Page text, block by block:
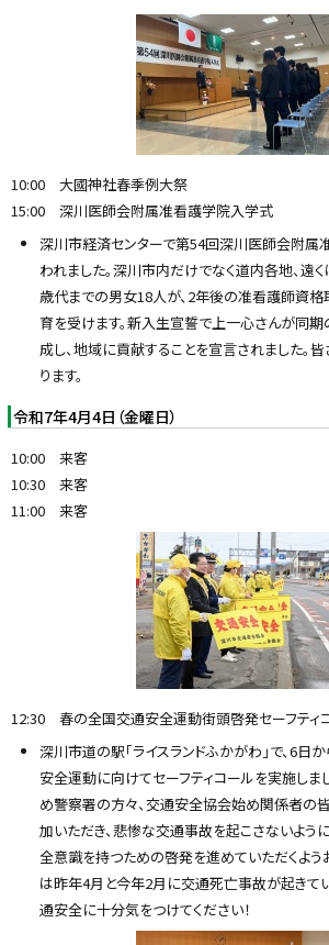
10:00 大國神社春季例大祭
15:00 深川医師会附属准看護学院入学式
深川市経済センターで第54回深川医師会附属
われました。深川市内だけでなく道内各地、遠
歳代までの男女18人が、2年後の准看護師資
育を受けます。新入生宣誓で上一心さんが同
成し、地域に貢献することを宣言されました。
ります。
令和7年4月4日（金曜日）
10:00 来客
10:30 来客
11:00 来客
12:30 春の全国交通安全運動街頭啓発セーフティ
深川市道の駅「ライスランドふかがわ」で、6日
安全運動に向けてセーフティコールを実施しま
め警察署の方々、交通安全協会始め関係者の
加いただき、悲惨な交通事故を起こさないよう
全意識を持つための啓発を進めていただくよう
は昨年4月と今年2月に交通死亡事故が起きて
通安全に十分気をつけてください！